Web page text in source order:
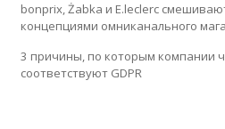
bonprix, Żabka и E.leclerc
концепциями омниканального
3 причины, по которым компании
соответствуют GDPR